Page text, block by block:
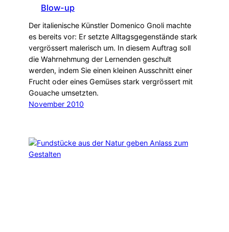
Blow-up
Der italienische Künstler Domenico Gnoli machte
es bereits vor: Er setzte Alltagsgegenstände stark
vergrössert malerisch um. In diesem Auftrag soll
die Wahrnehmung der Lernenden geschult
werden, indem Sie einen kleinen Ausschnitt einer
Frucht oder eines Gemüses stark vergrössert mit
Gouache umsetzten.
November 2010